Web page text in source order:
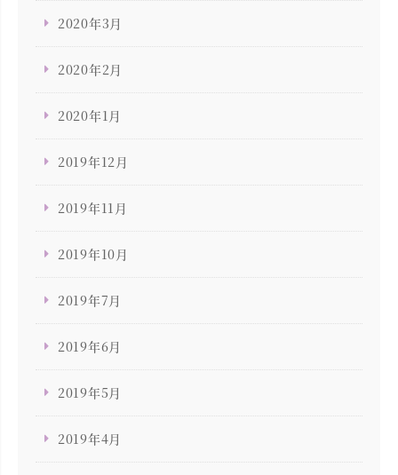
2020年3月
2020年2月
2020年1月
2019年12月
2019年11月
2019年10月
2019年7月
2019年6月
2019年5月
2019年4月